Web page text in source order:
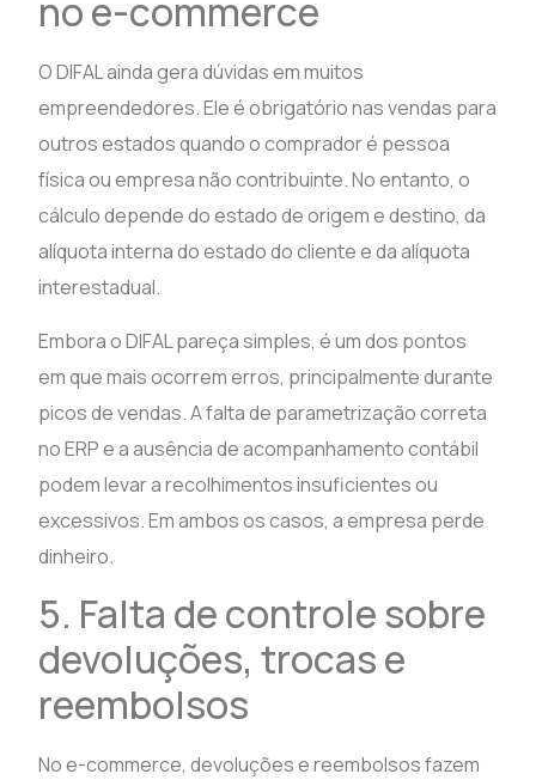
no e-commerce
O DIFAL ainda gera dúvidas em muitos
empreendedores. Ele é obrigatório nas vendas para
outros estados quando o comprador é pessoa
física ou empresa não contribuinte. No entanto, o
cálculo depende do estado de origem e destino, da
alíquota interna do estado do cliente e da alíquota
interestadual.
Embora o DIFAL pareça simples, é um dos pontos
em que mais ocorrem erros, principalmente durante
picos de vendas. A falta de parametrização correta
no ERP e a ausência de acompanhamento contábil
podem levar a recolhimentos insuficientes ou
excessivos. Em ambos os casos, a empresa perde
dinheiro.
5. Falta de controle sobre
devoluções, trocas e
reembolsos
No e-commerce, devoluções e reembolsos fazem